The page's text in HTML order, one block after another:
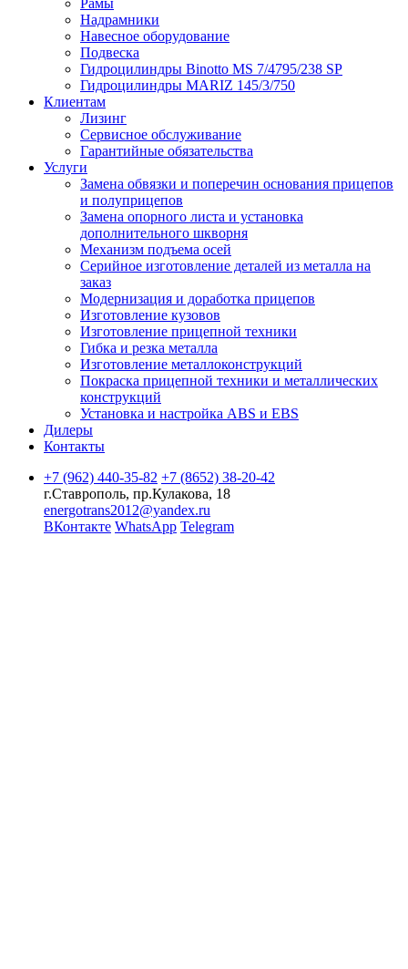
Рамы
Надрамники
Навесное оборудование
Подвеска
Гидроцилиндры Binotto MS 7/4795/238 SP
Гидроцилиндры MARIZ 145/3/750
Клиентам
Лизинг
Сервисное обслуживание
Гарантийные обязательства
Услуги
Замена обвязки и поперечин основания прицепов
и полуприцепов
Замена опорного листа и установка
дополнительного шкворня
Механизм подъема осей
Серийное изготовление деталей из металла на
заказ
Модернизация и доработка прицепов
Изготовление кузовов
Изготовление прицепной техники
Гибка и резка металла
Изготовление металлоконструкций
Покраска прицепной техники и металлических
конструкций
Установка и настройка ABS и EBS
Дилеры
Контакты
+7 (962) 440-35-82 +7 (8652) 38-20-42
г.Ставрополь, пр.Кулакова, 18
energotrans2012@yandex.ru
ВКонтакте WhatsApp Telegram